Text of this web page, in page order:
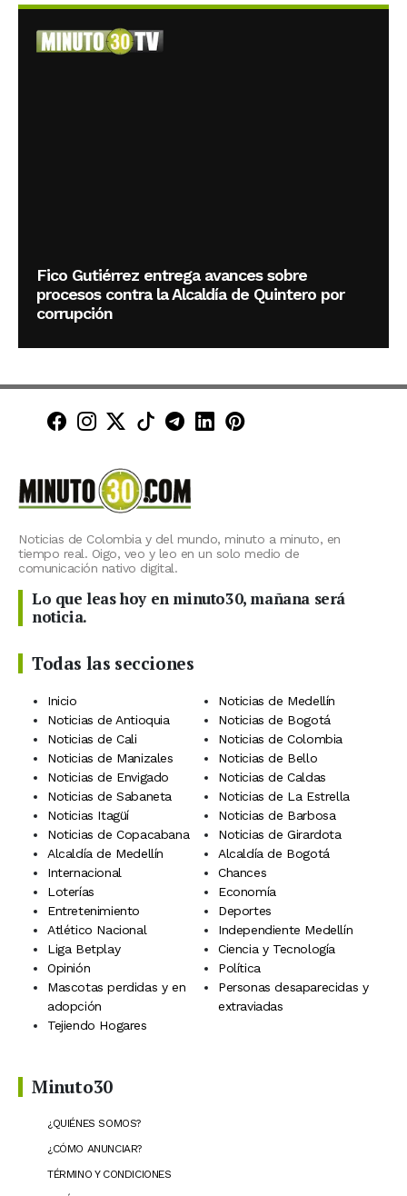
Fico Gutiérrez entrega avances sobre
procesos contra la Alcaldía de Quintero por
corrupción
Minuto30 en Facebook
Minuto30 en Instagram
Minuto30 en X (Twitter)
Minuto30 en TikTok
Canal de Minuto30 en
Minuto30 en LinkedIn
Minuto30 en
Noticias de Colombia y del mundo, minuto a minuto, en
tiempo real. Oigo, veo y leo en un solo medio de
comunicación nativo digital.
Lo que leas hoy en minuto30, mañana será
noticia.
Todas las secciones
Inicio
Noticias de Medellín
Noticias de Antioquia
Noticias de Bogotá
Noticias de Cali
Noticias de Colombia
Noticias de Manizales
Noticias de Bello
Noticias de Envigado
Noticias de Caldas
Noticias de Sabaneta
Noticias de La Estrella
Noticias Itagüí
Noticias de Barbosa
Noticias de Copacabana
Noticias de Girardota
Alcaldía de Medellín
Alcaldía de Bogotá
Internacional
Chances
Loterías
Economía
Entretenimiento
Deportes
Atlético Nacional
Independiente Medellín
Liga Betplay
Ciencia y Tecnología
Opinión
Política
Mascotas perdidas y en
adopción
Personas desaparecidas y
extraviadas
Tejiendo Hogares
Minuto30
¿QUIÉNES SOMOS?
¿CÓMO ANUNCIAR?
TÉRMINO Y CONDICIONES